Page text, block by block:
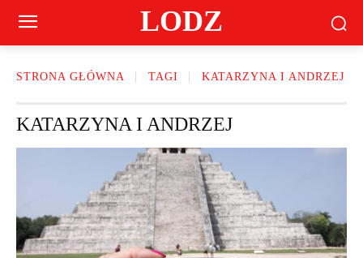
LODZ
STRONA GŁÓWNA TAGI KATARZYNA I ANDRZEJ
KATARZYNA I ANDRZEJ